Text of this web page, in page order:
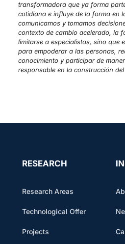
transformadora que ya forma
cotidiana e influye de la forma en
comunicamos y tomamos
contexto de cambio acelerado, la
limitarse a especialistas, sino que
para empoderar a las personas,
conocimiento y participar de
responsable en la construcción
RESEARCH
Research Areas
Technological Offer
Projects